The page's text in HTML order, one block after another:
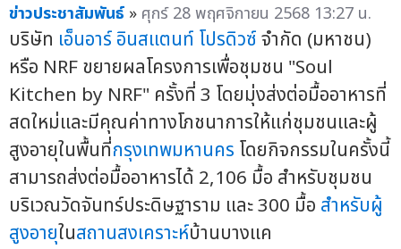
ข่าวประชาสัมพันธ์ » ศุกร์ 28 พฤศจิกายน 2568 13:27 น.
บริษัท เอ็นอาร์ อินสแตนท์ โปรดิวซ์จำกัด (มหาชน)
หรือ NRF ขยายผลโครงการเพื่อชุมชน "Soul
Kitchen by NRF" ครั้งที่ 3 โดยมุ่งส่งต่อมื้ออาหารที่
สดใหม่และมีคุณค่าทางโภชนาการให้แก่ชุมชนและผู้
สูงอายุในพื้นที่กรุงเทพมหานคร โดยกิจกรรมในครั้งนี้
สามารถส่งต่อมื้ออาหารได้ 2,106 มื้อ สำหรับชุมชน
บริเวณวัดจันทร์ประดิษฐาราม และ 300 มื้อ สำหรับผู้
สูงอายุในสถานสงเคราะห์บ้านบางแค